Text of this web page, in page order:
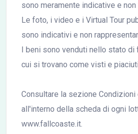
sono meramente indicative e non
Le foto, i video e i Virtual Tour
sono indicativi e non
I beni sono venduti nello stato
cui si trovano come visti e
Consultare la sezione
all'interno della scheda di ogni
www.fallcoaste.it.